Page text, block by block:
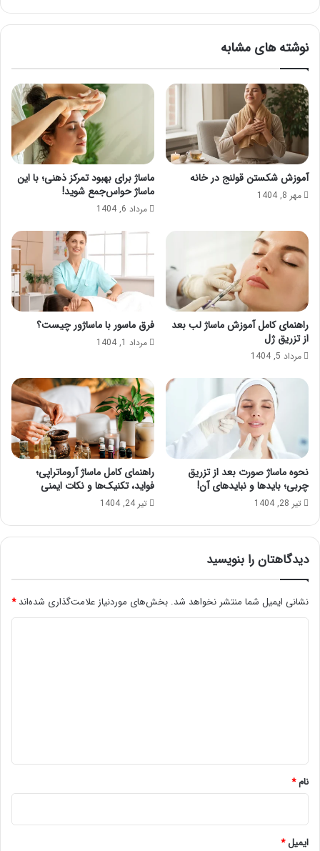
نوشته های مشابه
آموزش شکستن قولنج در خانه
مهر 8, 1404
ماساژ برای بهبود تمرکز ذهنی؛ با این
ماساژ حواس‌جمع شوید!
مرداد 6, 1404
راهنمای کامل آموزش ماساژ لب بعد
از تزریق ژل
مرداد 5, 1404
فرق ماسور با ماساژور چیست؟
مرداد 1, 1404
نحوه ماساژ صورت بعد از تزریق
چربی؛ بایدها و نبایدهای آن!
تیر 28, 1404
راهنمای کامل ماساژ آروماتراپی؛
فواید، تکنیک‌ها و نکات ایمنی
تیر 24, 1404
دیدگاهتان را بنویسید
نشانی ایمیل شما منتشر نخواهد شد. بخش‌های موردنیاز علامت‌گذاری شده‌اند*
نام*
ایمیل*